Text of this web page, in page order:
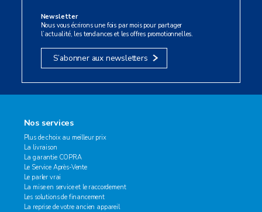
Newsletter
Nous vous écrirons une fois par mois pour partager
l’actualité, les tendances et les offres promotionnelles.
S’abonner aux newsletters
Nos services
Plus de choix au meilleur prix
La livraison
La garantie COPRA
Le Service Après-Vente
Le parler vrai
La mise en service et le raccordement
Les solutions de financement
La reprise de votre ancien appareil